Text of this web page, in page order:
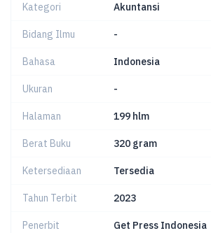
Kategori Akuntansi
Bidang Ilmu -
Bahasa Indonesia
Ukuran -
Halaman 199 hlm
Berat Buku 320 gram
Ketersediaan Tersedia
Tahun Terbit 2023
Penerbit Get Press Indonesia